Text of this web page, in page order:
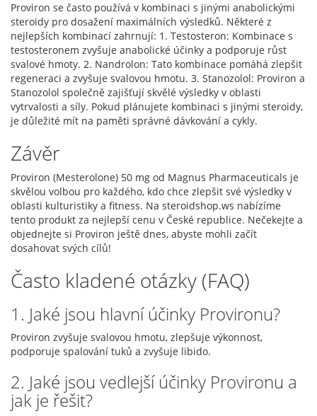
Proviron se často používá v kombinaci s jinými anabolickými
steroidy pro dosažení maximálních výsledků. Některé z
nejlepších kombinací zahrnují: 1. Testosteron: Kombinace s
testosteronem zvyšuje anabolické účinky a podporuje růst
svalové hmoty. 2. Nandrolon: Tato kombinace pomáhá zlepšit
regeneraci a zvyšuje svalovou hmotu. 3. Stanozolol: Proviron a
Stanozolol společně zajišťují skvělé výsledky v oblasti
vytrvalosti a síly. Pokud plánujete kombinaci s jinými steroidy,
je důležité mít na paměti správné dávkování a cykly.
Závěr
Proviron (Mesterolone) 50 mg od Magnus Pharmaceuticals je
skvělou volbou pro každého, kdo chce zlepšit své výsledky v
oblasti kulturistiky a fitness. Na steroidshop.ws nabízíme
tento produkt za nejlepší cenu v České republice. Nečekejte a
objednejte si Proviron ještě dnes, abyste mohli začít
dosahovat svých cílů!
Často kladené otázky (FAQ)
1. Jaké jsou hlavní účinky Provironu?
Proviron zvyšuje svalovou hmotu, zlepšuje výkonnost,
podporuje spalování tuků a zvyšuje libido.
2. Jaké jsou vedlejší účinky Provironu a
jak je řešit?